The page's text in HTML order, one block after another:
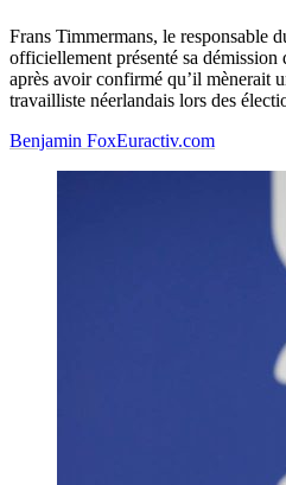
Frans Timmermans, le responsable
officiellement présenté sa
après avoir confirmé qu’il mènerait
travailliste néerlandais lors des
Benjamin FoxEuractiv.com